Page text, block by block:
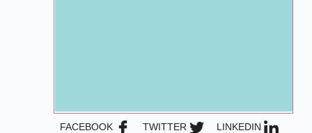
FACEBOOK TWITTER LINKEDIN